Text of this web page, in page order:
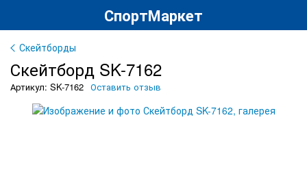
СпортМаркет
Скейтборды
Скейтборд SK-7162
Артикул: SK-7162 Оставить отзыв